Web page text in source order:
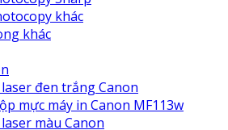
khác
khác
đen trắng Canon
mực máy in Canon MF113w
màu Canon